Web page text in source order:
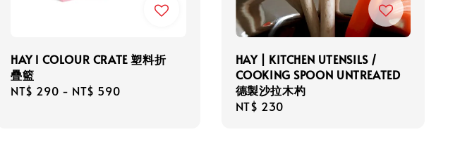
HAY l COLOUR CRATE 塑料折
疊籃
Regular
NT$ 290 - NT$ 590
HAY | KITCHEN UTENSILS /
COOKING SPOON UNTREATED
德製沙拉木杓
Regular
NT$ 230